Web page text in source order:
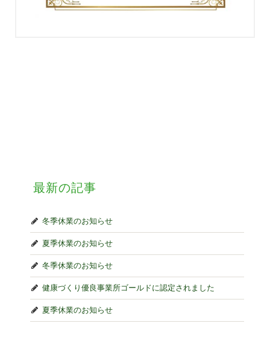
最新の記事
冬季休業のお知らせ
夏季休業のお知らせ
冬季休業のお知らせ
健康づくり優良事業所ゴールドに認定されました
夏季休業のお知らせ